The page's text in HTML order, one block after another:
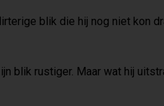
blik die hij nog niet kon
blik rustiger. Maar wat hij